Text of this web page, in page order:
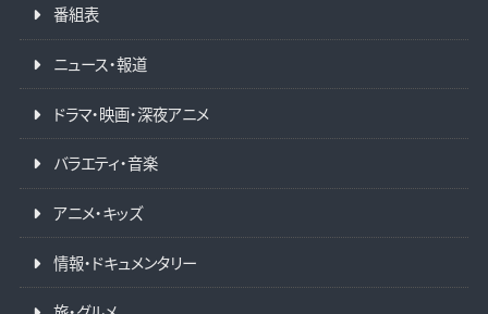
番組表
ニュース・報道
ドラマ・映画・深夜アニメ
バラエティ・音楽
アニメ・キッズ
情報・ドキュメンタリー